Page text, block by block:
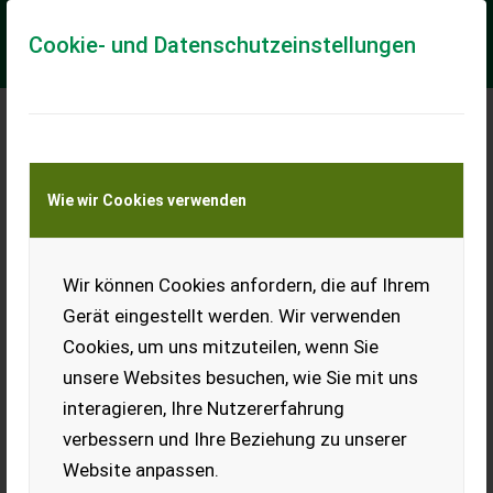
Cookie- und Datenschutzeinstellungen
Wie wir Cookies verwenden
Wir können Cookies anfordern, die auf Ihrem
Gerät eingestellt werden. Wir verwenden
Cookies, um uns mitzuteilen, wenn Sie
unsere Websites besuchen, wie Sie mit uns
interagieren, Ihre Nutzererfahrung
verbessern und Ihre Beziehung zu unserer
Website anpassen.
Meine Transportkostenanfrage
Transport von Land- und Baumaschinen –
KEINE Tiertransporte
Stekro Wiesenegge
6M Hydraulisch
Sofort Verfügbar! Stekro
Wiesenegge 6.00m
Hydraulisch. Details: -
Arbeitsbreite (m): 6,00 -
Hydraulische Entfaltung -
Lackiert - Transportbreite (...